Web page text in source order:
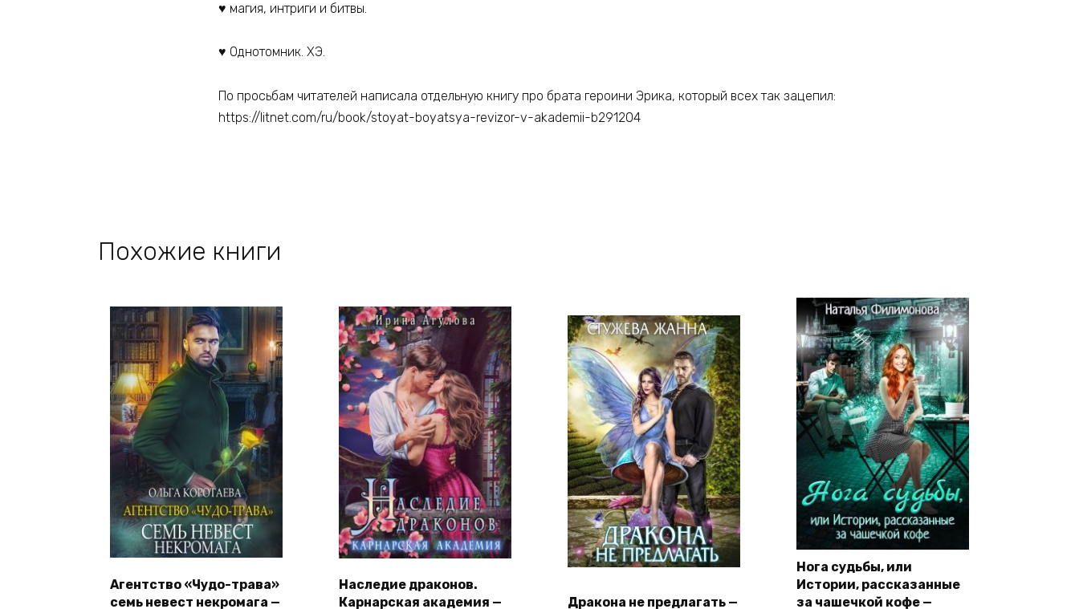
♥️ магия, интриги и битвы.
♥️ Однотомник. ХЭ.
По просьбам читателей написала отдельную книгу про брата героини Эрика, который всех так зацепил:
https://litnet.com/ru/book/stoyat-boyatsya-revizor-v-akademii-b291204
Похожие книги
Агентство «Чудо-трава»
семь невест некромага —
Наследие драконов.
Карнарская академия —
Дракона не предлагать —
Нога судьбы, или
Истории, рассказанные
за чашечкой кофе —